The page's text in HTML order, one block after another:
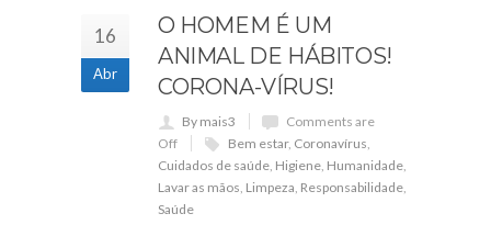
16
Abr
O HOMEM É UM
ANIMAL DE HÁBITOS!
CORONA-VÍRUS!
By mais3
Comments are
Off
Bem estar, Coronavírus
Cuidados de saúde Higiene Humanidade
Lavar as mãos Limpeza Responsabilidade
Saúde